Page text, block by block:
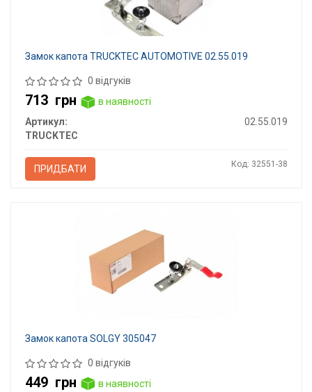
Замок капота TRUCKTEC AUTOMOTIVE 02.55.019
0 відгуків
713 грн
в наявності
Артикул:
02.55.019
TRUCKTEC
ПРИДБАТИ Код: 32551-38
Замок капота SOLGY 305047
0 відгуків
449 грн
в наявності